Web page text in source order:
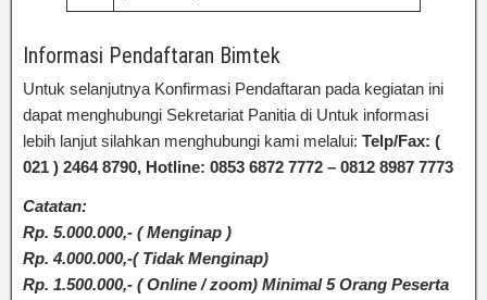
Informasi Pendaftaran Bimtek
Untuk selanjutnya Konfirmasi Pendaftaran pada kegiatan ini
dapat menghubungi Sekretariat Panitia di Untuk informasi
lebih lanjut silahkan menghubungi kami melalui: Telp/Fax: (
021 ) 2464 8790, Hotline: 0853 6872 7772 – 0812 8987 7773
Catatan:
Rp. 5.000.000,- ( Menginap )
Rp. 4.000.000,-( Tidak Menginap)
Rp. 1.500.000,- ( Online / zoom) Minimal 5 Orang Peserta